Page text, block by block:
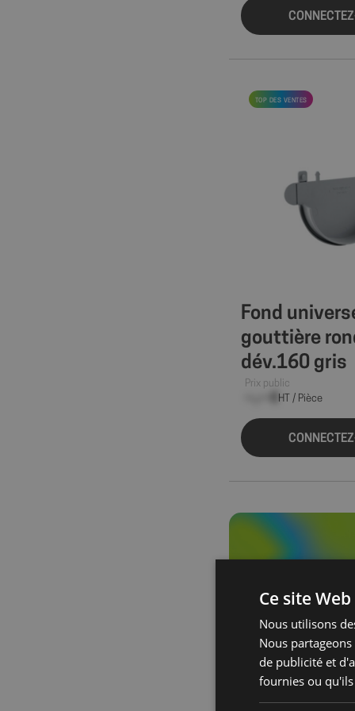
TOP DES VENTES
Fond
gouttière
dév.160 gris
Prix public
HT / Pièce
Ce site
Nous utilisons
Nous
de publicité et
fournies ou